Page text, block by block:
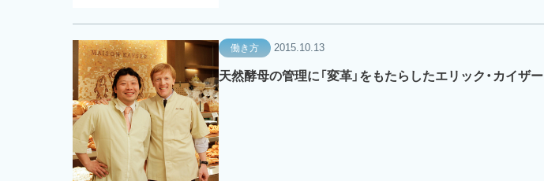
働き方 2015.10.13
天然酵母の管理に「変革」をもたらしたエリック・カイザー